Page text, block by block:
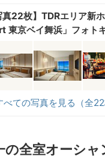
真22枚】TDRエリア新
東京ベイ舞浜」フォト
べての写真を見る（全22
の全室オーシャ